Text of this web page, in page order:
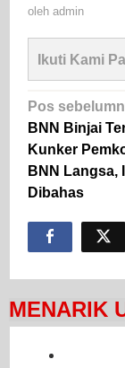
oleh admin
Ikuti Kami
Navigasi
pos
Pos
BNN Binjai
Kunker
BNN Langsa,
Dibahas
MENARIK